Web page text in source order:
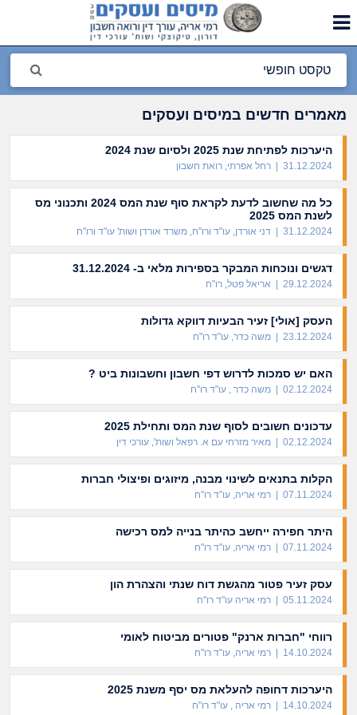
מאמרים חדשים במיסים ועסקים
היערכות לפתיחת שנת 2025 ולסיום שנת 2024
31.12.2024 | רחל אפרתי, רואת חשבון
כל מה שחשוב לדעת לקראת סוף שנת המס 2024 ותכנוני מס
לשנת המס 2025
31.12.2024 | דני אורדן, עו"ד ורו"ח, משרד אורדן ושות' עו"ד ורו"ח
דגשים ונוכחות המבקר בספירות מלאי ב- 31.12.2024
29.12.2024 | אריאל פטל, רו"ח
העסק [אולי] זעיר הבעיות דווקא גדולות
23.12.2024 | משה כדר, עו"ד רו"ח
האם יש סמכות לדרוש דפי חשבון וחשבונות ביט ?
02.12.2024 | משה כדר , עו"ד רו"ח
עדכונים חשובים לסוף שנת המס ותחילת 2025
02.12.2024 | מאיר מזרחי עם א. רפאל ושות', עורכי דין
הקלות בתנאים לשינוי מבנה, מיזוגים ופיצולי חברות
07.11.2024 | רמי אריה, עו"ד רו"ח
היתר חפירה ייחשב כהיתר בנייה למס רכישה
07.11.2024 | רמי אריה, עו"ד רו"ח
עסק זעיר פטור מהגשת דוח שנתי והצהרת הון
05.11.2024 | רמי אריה עו"ד רו"ח
רווחי "חברות ארנק" פטורים מביטוח לאומי
14.10.2024 | רמי אריה, עו"ד רו"ח
היערכות דחופה להעלאת מס יסף משנת 2025
14.10.2024 | רמי אריה , עו"ד רו"ח